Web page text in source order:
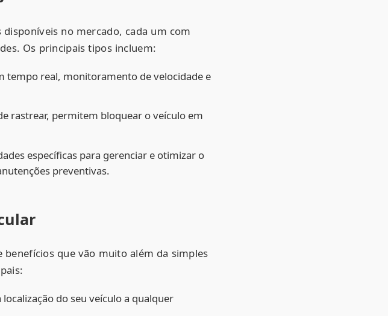
no mercado, cada um com
Os principais tipos incluem:
tempo real, monitoramento de velocidade e
rastrear, permitem bloquear o veículo em
específicas para gerenciar e otimizar o
preventivas.
que vão muito além da simples
do seu veículo a qualquer